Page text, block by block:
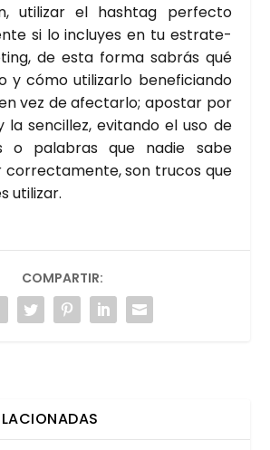
uti­li­zar el hash­tag per­fec­to
si lo inclu­yes en tu estra­te­
de esta for­ma sabrás qué
y cómo uti­li­zar­lo bene­fi­cian­do
vez de afec­tar­lo; apos­tar por
la sen­ci­llez, evi­tan­do el uso de
o pala­bras que nadie sabe
correc­ta­men­te, son tru­cos que
uti­li­zar.
COMPARTIR: